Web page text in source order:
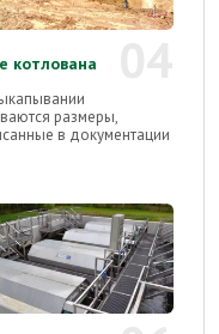
котлована
размеры,
в документации